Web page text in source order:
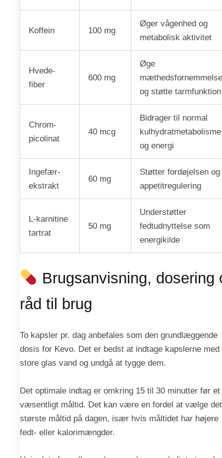
Koffein 100 mg
Øger vågenhed og
metabolisk aktivitet
Hvede-
fiber
600 mg
Øge
og støtte tarmfunktion
Chrom-
picolinat
40 mcg
Bidrager til normal
kulhydratmetabolisme
og energi
Ingefær-
ekstrakt
60 mg
Støtter fordøjelsen og
appetitregulering
L-karnitine
tartrat
50 mg
Understøtter
fedtudnyttelse som
energikilde
Brugsanvisning, dosering
råd til brug
To kapsler pr. dag anbefales som den grundlæggende
dosis for Kevo. Det er bedst at indtage kapslerne med
store glas vand og undgå at tygge dem.
Det optimale indtag er omkring 15 til 30 minutter før et
væsentligt måltid. Det kan være en fordel at vælge det
største måltid på dagen, især hvis måltidet har højere
fedt- eller kalorimængder.